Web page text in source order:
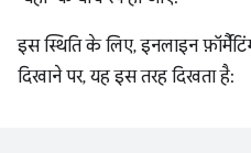
इस स्थिति के लिए, इनलाइन
दिखाने पर, यह इस तरह दिखता है: